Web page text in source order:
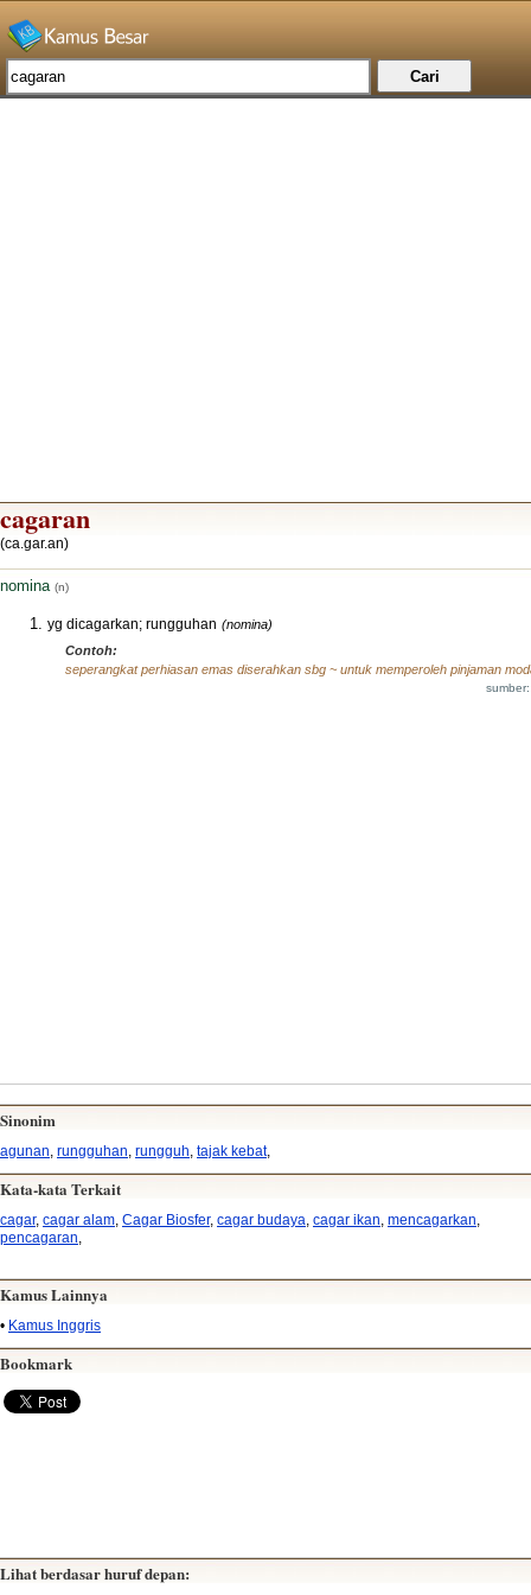
cagaran
(ca.gar.an)
nomina (n)
yg dicagarkan; rungguhan (nomina)
Contoh:
seperangkat perhiasan emas diserahkan sbg ~ untuk memperoleh pinjaman
Sinonim
agunan rungguhan rungguh tajak kebat,
Kata-kata Terkait
cagar, cagar alam, Cagar Biosfer, cagar budaya, cagar ikan, mencagarkan,
pencagaran,
Kamus Lainnya
• Kamus Inggris
Bookmark
Lihat berdasar huruf depan: